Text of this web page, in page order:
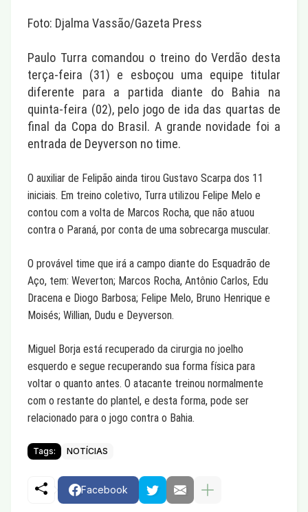
Foto: Djalma Vassão/Gazeta Press
Paulo Turra comandou o treino do Verdão desta
terça-feira (31) e esboçou uma equipe titular
diferente para a partida diante do Bahia na
quinta-feira (02), pelo jogo de ida das quartas de
final da Copa do Brasil. A grande novidade foi a
entrada de Deyverson no time.
O auxiliar de Felipão ainda tirou Gustavo Scarpa dos 11
iniciais. Em treino coletivo, Turra utilizou Felipe Melo e
contou com a volta de Marcos Rocha, que não atuou
contra o Paraná, por conta de uma sobrecarga muscular.
O provável time que irá a campo diante do Esquadrão de
Aço, tem: Weverton; Marcos Rocha, Antônio Carlos, Edu
Dracena e Diogo Barbosa; Felipe Melo, Bruno Henrique e
Moisés; Willian, Dudu e Deyverson.
Miguel Borja está recuperado da cirurgia no joelho
esquerdo e segue recuperando sua forma física para
voltar o quanto antes. O atacante treinou normalmente
com o restante do plantel, e desta forma, pode ser
relacionado para o jogo contra o Bahia.
Tags: NOTÍCIAS
Facebook